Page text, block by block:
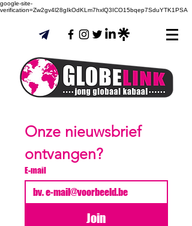
google-site-
verification=Zw2gv4l28gIkOdKLm7hxlQ3ICO15bqep7SduYTK1PSA
Onze nieuwsbrief
ontvangen?
E-mail
Join